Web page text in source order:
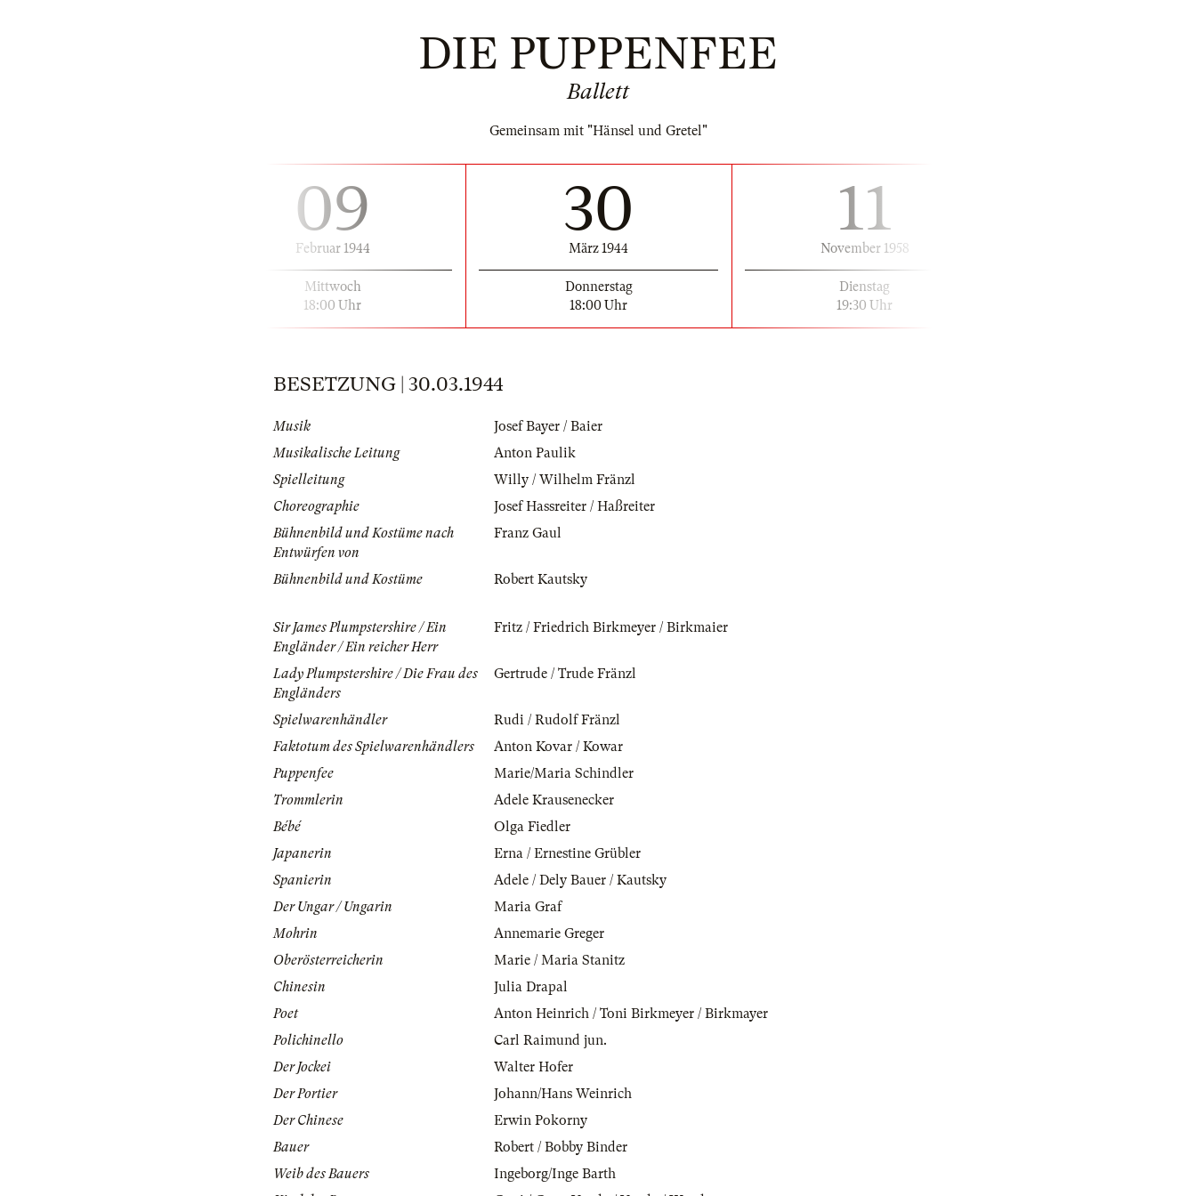
DIE PUPPENFEE
Ballett
Gemeinsam mit "Hänsel und Gretel"
09
Februar 1944
Mittwoch
18:00 Uhr
30
März 1944
Donnerstag
18:00 Uhr
11
November 1958
Dienstag
19:30 Uhr
BESETZUNG | 30.03.1944
Musik
Josef Bayer / Baier
Musikalische Leitung
Anton Paulik
Spielleitung
Willy / Wilhelm Fränzl
Choreographie
Josef Hassreiter / Haßreiter
Bühnenbild und Kostüme nach
Entwürfen von
Franz Gaul
Bühnenbild und Kostüme Robert Kautsky
Sir James Plumpstershire / Ein
Engländer / Ein reicher Herr
Fritz / Friedrich Birkmeyer / Birkmaier
Lady Plumpstershire / Die Frau des
Engländers
Gertrude / Trude Fränzl
Spielwarenhändler
Rudi / Rudolf Fränzl
Faktotum des Spielwarenhändlers
Anton Kovar / Kowar
Puppenfee
Marie/Maria Schindler
Trommlerin
Adele Krausenecker
Bébé
Olga Fiedler
Japanerin
Erna / Ernestine Grübler
Spanierin
Adele / Dely Bauer / Kautsky
Der Ungar / Ungarin
Maria Graf
Mohrin
Annemarie Greger
Oberösterreicherin
Marie / Maria Stanitz
Chinesin
Julia Drapal
Poet
Anton Heinrich / Toni Birkmeyer / Birkmayer
Polichinello
Carl Raimund jun.
Der Jockei
Walter Hofer
Der Portier
Johann/Hans Weinrich
Der Chinese
Erwin Pokorny
Bauer
Robert / Bobby Binder
Weib des Bauers
Ingeborg/Inge Barth